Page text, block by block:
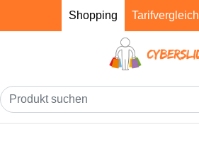
Shopping Tarifvergleich